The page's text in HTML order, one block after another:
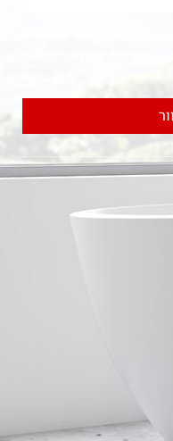
בכל אמצעי דיוור.
בפרטיי כפוף